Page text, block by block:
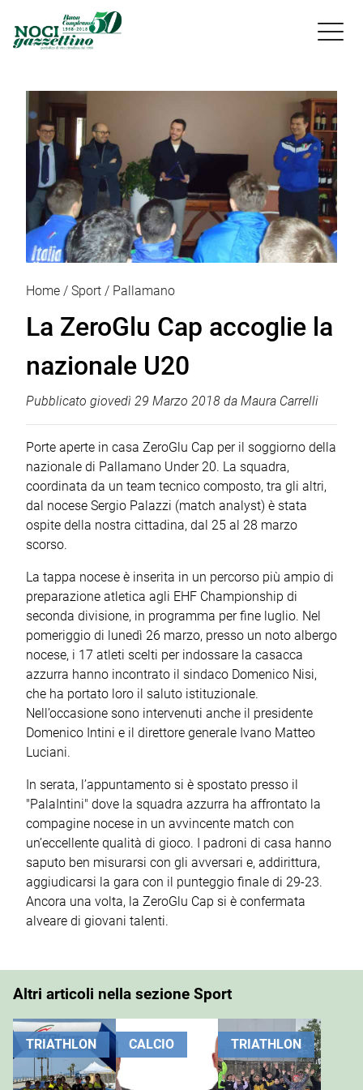

Home Sport Pallamano
La ZeroGlu Cap accoglie la
nazionale U20
Pubblicato giovedì 29 Marzo 2018 da Maura Carrelli
Porte aperte in casa ZeroGlu Cap per il soggiorno della
nazionale di Pallamano Under 20. La squadra,
coordinata da un team tecnico composto, tra gli altri,
dal nocese Sergio Palazzi (match analyst) è stata
ospite della nostra cittadina, dal 25 al 28 marzo
scorso.
La tappa nocese è inserita in un percorso più ampio di
preparazione atletica agli EHF Championship di
seconda divisione, in programma per fine luglio. Nel
pomeriggio di lunedì 26 marzo, presso un noto albergo
nocese, i 17 atleti scelti per indossare la casacca
azzurra hanno incontrato il sindaco Domenico Nisi,
che ha portato loro il saluto istituzionale.
Nell’occasione sono intervenuti anche il presidente
Domenico Intini e il direttore generale Ivano Matteo
Luciani.
In serata, l’appuntamento si è spostato presso il
"PalaIntini" dove la squadra azzurra ha affrontato la
compagine nocese in un avvincente match con
un’eccellente qualità di gioco. I padroni di casa hanno
saputo ben misurarsi con gli avversari e, addirittura,
aggiudicarsi la gara con il punteggio finale di 29-23.
Ancora una volta, la ZeroGlu Cap si è confermata
alveare di giovani talenti.
Altri articoli nella sezione Sport
TRIATHLON CALCIO TRIATHLON